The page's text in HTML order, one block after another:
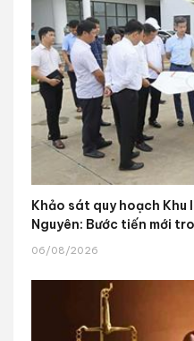
Khảo sát quy hoạch
Nguyên: Bước tiến mới
06/08/2026